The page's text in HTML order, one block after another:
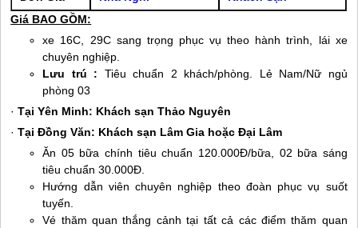
Giá BAO GỒM:
xe 16C, 29C sang trọng phục vụ theo hành trình, lái xe
chuyên nghiệp.
Lưu trú : Tiêu chuẩn 2 khách/phòng. Lẻ Nam/Nữ ngủ
phòng 03
·Tại Yên Minh: Khách sạn Thảo Nguyên
·Tại Đồng Văn: Khách sạn Lâm Gia hoặc Đại Lâm
Ăn 05 bữa chính tiêu chuẩn 120.000Đ/bữa, 02 bữa sáng
tiêu chuẩn 30.000Đ.
Hướng dẫn viên chuyên nghiệp theo đoàn phục vụ suốt
tuyến.
Vé thăm quan thắng cảnh tại tất cả các điểm thăm quan